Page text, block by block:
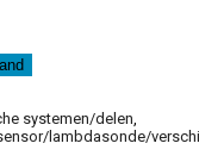
systemen/delen,
lambdasonde/